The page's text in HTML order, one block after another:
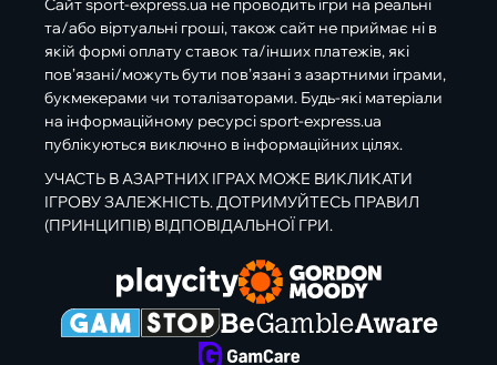
Сайт sport-express.ua не проводить ігри на реальні
та/або віртуальні гроші, також сайт не приймає ні в
якій формі оплату ставок та/інших платежів, які
пов’язані/можуть бути пов’язані з азартними іграми,
букмекерами чи тоталізаторами. Будь-які матеріали
на інформаційному ресурсі sport-express.ua
публікуються виключно в інформаційних цілях.
УЧАСТЬ В АЗАРТНИХ ІГРАХ МОЖЕ ВИКЛИКАТИ
ІГРОВУ ЗАЛЕЖНІСТЬ. ДОТРИМУЙТЕСЬ ПРАВИЛ
(ПРИНЦИПІВ) ВІДПОВІДАЛЬНОЇ ГРИ.